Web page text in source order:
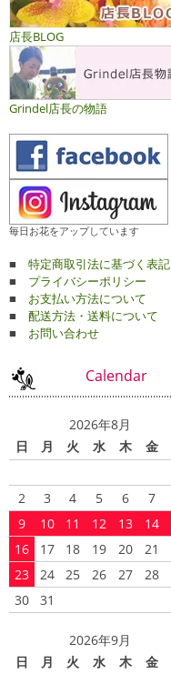
店長BLOG
Grindel店長の物語
毎日お花をアップしています
■ 特定商取引法に基づく表記
■ プライバシーポリシー
■ お支払い方法について
■ 配送方法・送料について
■ お問い合わせ
Calendar
2026年8月
日
月 火 水 木 金
2
3 4 5 6 7
9
10 11 12 13 14
16
17 18 19 20 21
23
24 25 26 27 28
30
31
2026年9月
日
月 火 水 木 金